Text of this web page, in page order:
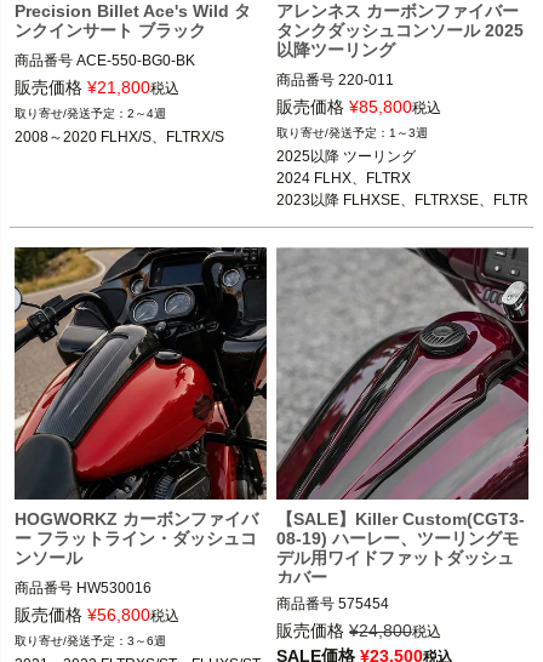
Precision Billet Ace's Wild タ
ンクインサート ブラック
商品番号 ACE-550-BG0-BK
HD：810-0554
Precision Billet（プレシジョン ビレッ
販売価格 ¥21,800税込
2～4週
2008～2020 FLHX/S、FLTRX/S
アレンネス カーボンファイバー
タンクダッシュコンソール 2025
以降ツーリング
商品番号 220-011
2025以降 ツーリング
2024 FLHX、FLTRX
2023以降 FLHXSE、FLTRXSE、FLTR
XSTSE
Arlen Ness（アレンネス）
販売価格 ¥85,800税込
1～3週
2025以降 ツーリング
2024 FLHX、FLTRX
2023以降 FLHXSE、FLTRXSE、FLTR
HOGWORKZ カーボンファイバ
ー フラットライン・ダッシュコ
ンソール
商品番号 HW530016
販売価格 ¥56,800税込
3～6週
【SALE】Killer Custom(CGT3-
08-19) ハーレー、ツーリングモ
デル用ワイドファットダッシュ
カバー
商品番号 575454
M型番：CGT3-08-19
販売価格 ¥24,800税込
SALE価格 ¥23,500税込